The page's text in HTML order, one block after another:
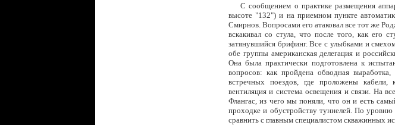
С сообщением о практике размещения
высоте "132") и на приемном пункте
Смирнов. Вопросами его атаковал все тот же
вскакивал со стула, что после того, как его
затянувшийся брифинг. Все с улыбками и
обе группы американская делегация и
Она была практически подготовлена к
вопросов: как пройдена обводная
встречных поездов, где проложены
вентиляция и система освещения и связи. На
Флангас, из чего мы поняли, что он и есть
проходке и обустройству туннелей. По
сравнить с главным специалистом скважинных